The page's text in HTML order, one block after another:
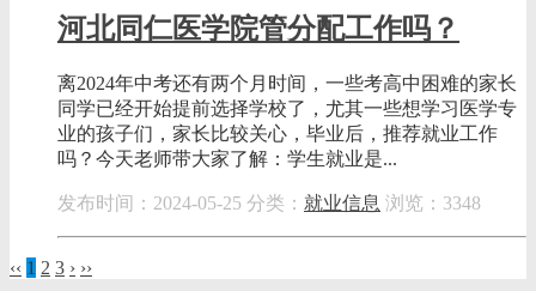
河北同仁医学院管分配工作吗？
离2024年中考还有两个月时间，一些考高中困难的家长
同学已经开始提前选择学校了，尤其一些想学习医学专
业的孩子们，家长比较关心，毕业后，推荐就业工作
吗？今天老师带大家了解：学生就业是...
发布时间：2024-05-25 分类： 就业信息 浏览：3348
‹‹ 1 2 3 › ››